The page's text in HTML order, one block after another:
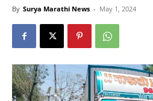
By Surya Marathi News - May 1, 2024